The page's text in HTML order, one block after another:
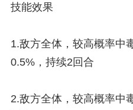
技能效果
1.敌方全体，较高概率中
0.5%，持续2回合
2.敌方全体，较高概率中